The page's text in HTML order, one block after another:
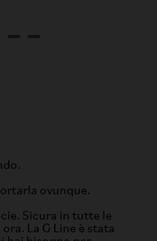
ovunque.
Sicura in tutte le
La G Line è stata